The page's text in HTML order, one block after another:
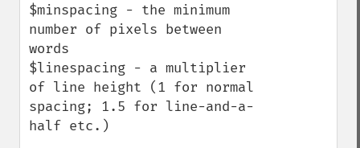
$minspacing - the minimum
number of pixels between
words
$linespacing - a multiplier
of line height (1 for normal
spacing; 1.5 for line-and-a-
half etc.)